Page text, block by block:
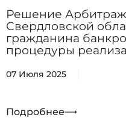
Решение
Свердловской
гражданина
процедуры
07 Июля 2025
Подробнее